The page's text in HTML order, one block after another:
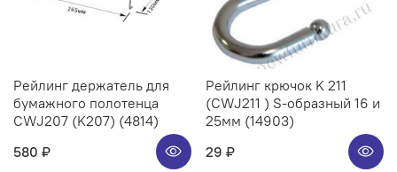
Рейлинг держатель для
бумажного полотенца
CWJ207 (K207) (4814)
580 ₽
Рейлинг крючок K 211
(CWJ211 ) S-образный 16 и
25мм (14903)
29 ₽